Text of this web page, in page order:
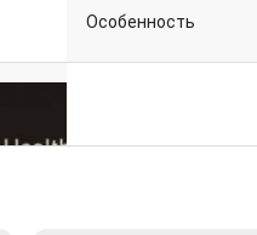
Особенность